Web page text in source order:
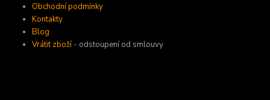
Obchodní podmínky
Kontakty
Blog
Vrátit zboží- odstoupení od smlouvy